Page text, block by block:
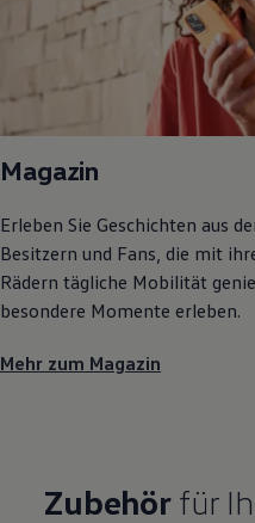
Magazin
Erleben Sie Geschichten aus
Besitzern und Fans, die mit
Rädern tägliche Mobilität
besondere Momente erleben.
Mehr zum Magazin
Zubehörfür